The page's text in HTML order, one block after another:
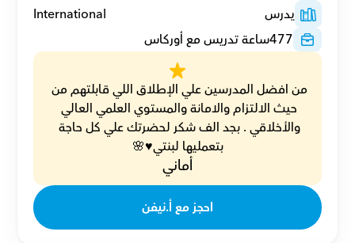
يدرس
International
477ساعة تدريس مع أوركاس
بتعمليها لبنتي♥️🌸
أماني
احجز مع أ.نيفن